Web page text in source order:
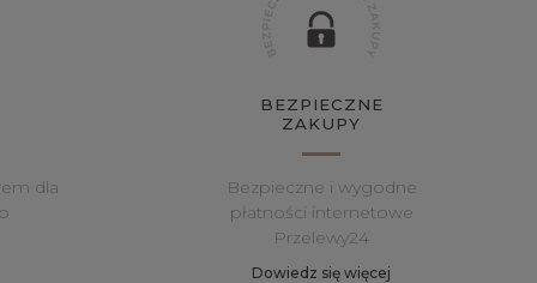
dla
BEZPIECZNE
ZAKUPY
Bezpieczne i wygodne
płatności internetowe
Przelewy24
Dowiedz się więcej